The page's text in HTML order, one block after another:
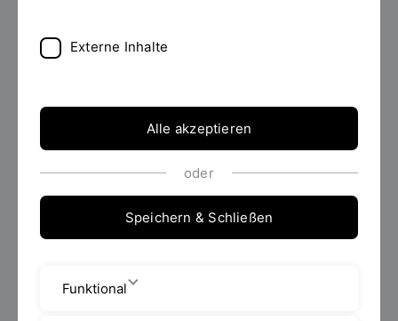
Archiv
Externe Inhalte
Alle akzeptieren
oder
Speichern & Schließen
Funktional